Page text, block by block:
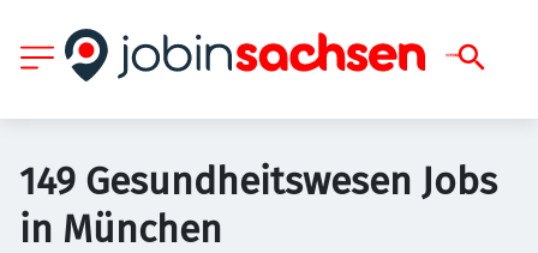
149 Gesundheitswesen Jobs
in München